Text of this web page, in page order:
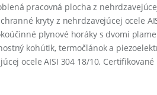
pracovná plocha z
kryty z nehrdzavejúcej ocele
plynové horáky s dvomi
kohútik, termočlánok a
ocele AISI 304 18/10. Certifikované